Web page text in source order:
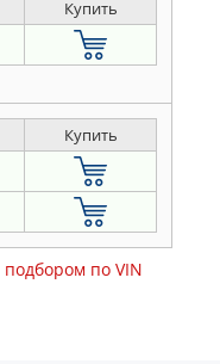
Купить
Купить
подбором по VIN